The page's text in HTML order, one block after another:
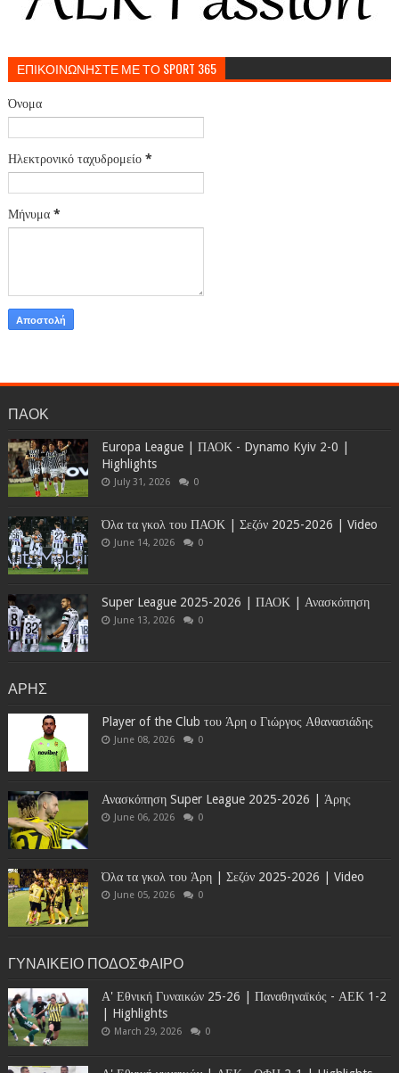
ΕΠΙΚΟΙΝΩΝΗΣΤΕ ΜΕ ΤΟ SPORT 365
Όνομα
Ηλεκτρονικό ταχυδρομείο *
Μήνυμα *
ΠΑΟΚ
Europa League | ΠΑΟΚ - Dynamo Kyiv 2-0 |
Highlights
July 31, 2026 0
Όλα τα γκολ του ΠΑΟΚ | Σεζόν 2025-2026 | Video
June 14, 2026 0
Super League 2025-2026 | ΠΑΟΚ | Ανασκόπηση
June 13, 2026 0
ΑΡΗΣ
Player of the Club του Άρη ο Γιώργος Αθανασιάδης
June 08, 2026 0
Ανασκόπηση Super League 2025-2026 | Άρης
June 06, 2026 0
Όλα τα γκολ του Άρη | Σεζόν 2025-2026 | Video
June 05, 2026 0
ΓΥΝΑΙΚΕΙΟ ΠΟΔΟΣΦΑΙΡΟ
Α' Εθνική Γυναικών 25-26 | Παναθηναϊκός - ΑΕΚ 1-2
| Highlights
March 29, 2026 0